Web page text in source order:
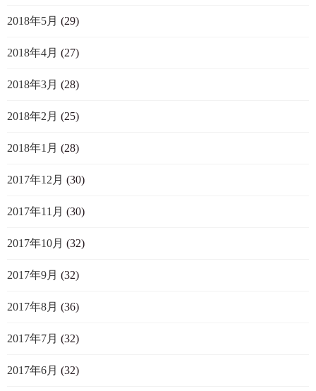
2018年5月 (29)
2018年4月 (27)
2018年3月 (28)
2018年2月 (25)
2018年1月 (28)
2017年12月 (30)
2017年11月 (30)
2017年10月 (32)
2017年9月 (32)
2017年8月 (36)
2017年7月 (32)
2017年6月 (32)